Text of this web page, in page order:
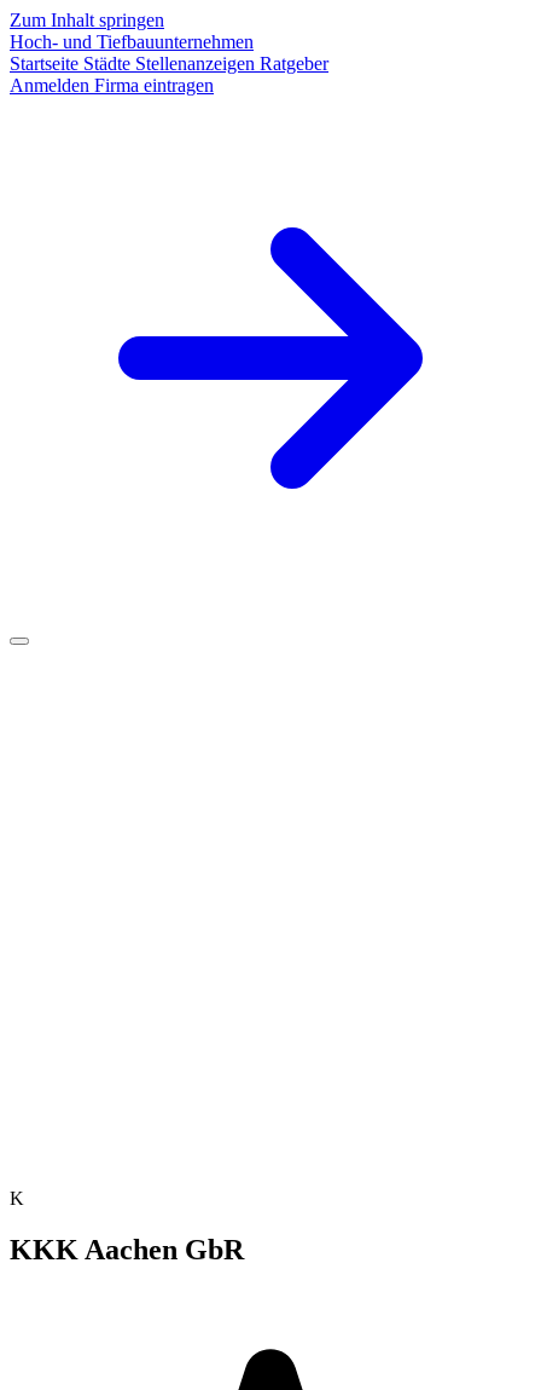
Zum Inhalt springen
Hoch- und Tiefbauunternehmen
Startseite Städte Stellenanzeigen Ratgeber
Anmelden Firma eintragen
K
KKK Aachen GbR